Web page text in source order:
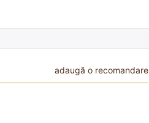
adaugă o recomandare